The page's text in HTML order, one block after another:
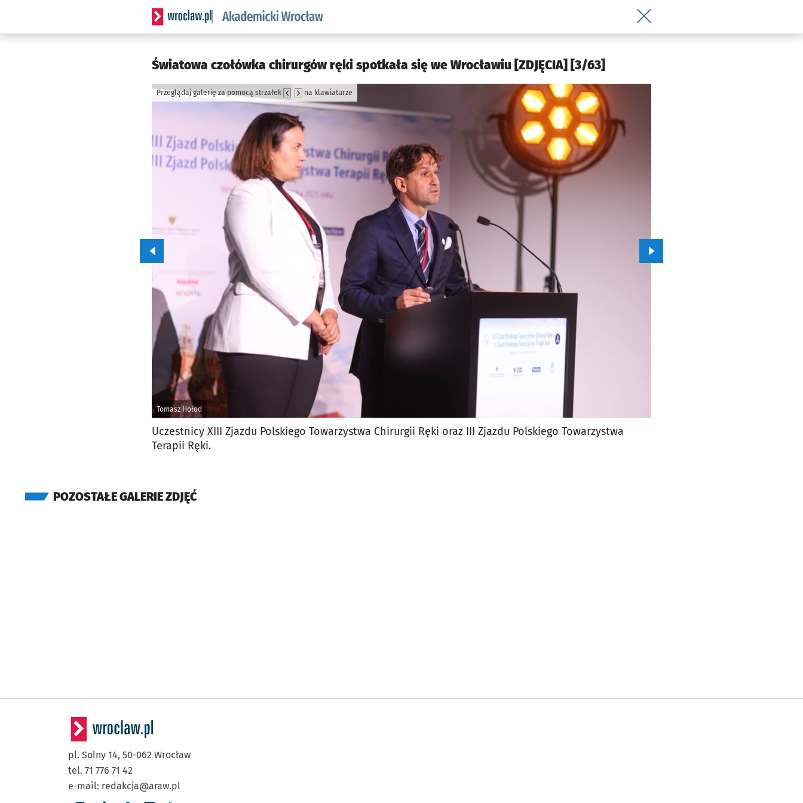
Serwis informacyjny wroclaw.pl podserwis: Akademicki Wrocław
Wróć do artykułu Światowa czołówka
Światowa czołówka chirurgów ręki spotkała się we Wrocławiu [ZDJĘCIA] [3/63]
Tomasz Hołod
Przeglądaj galerię za pomocą strzałek na klawiaturze
Przejdź do poprzedniego zdjęcia. Przejdź do kolejnego zdjęcia.
Uczestnicy XIII Zjazdu Polskiego Towarzystwa Chirurgii Ręki oraz III Zjazdu Polskiego Towarzystwa
Terapii Ręki.
POZOSTAŁE GALERIE ZDJĘĆ
pl. Solny 14, 50-062 Wrocław
tel. 71 776 71 42
e-mail: redakcja@araw.pl